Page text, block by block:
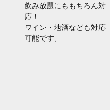
飲み放題にももちろん対
応！
ワイン・地酒なども対応
可能です。